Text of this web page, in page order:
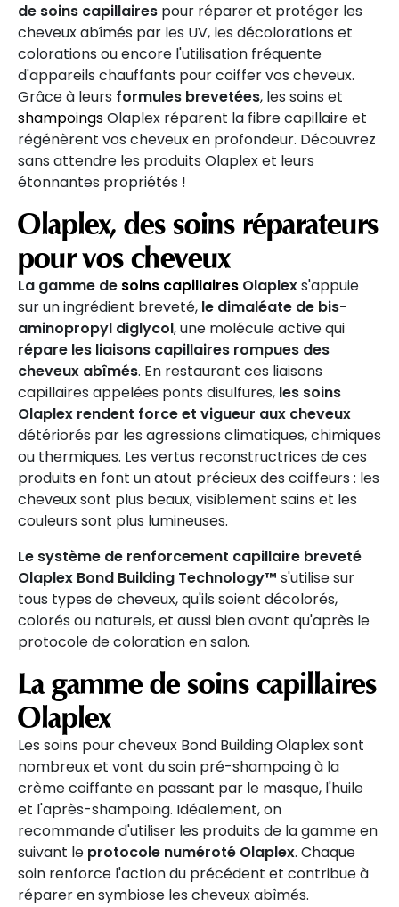
de soins capillaires pour réparer et protéger les
cheveux abîmés par les UV, les décolorations et
colorations ou encore l'utilisation fréquente
d'appareils chauffants pour coiffer vos cheveux.
Grâce à leurs formules brevetées, les soins et
shampoingsOlaplex réparent la fibre capillaire et
régénèrent vos cheveux en profondeur. Découvrez
sans attendre les produits Olaplex et leurs
étonnantes propriétés !
Olaplex, des soins réparateurs
pour vos cheveux
La gamme de soins capillaires Olaplexs'appuie
sur un ingrédient breveté, le dimaléate de bis-
aminopropyl diglycol, une molécule active qui
répare les liaisons capillaires rompues des
cheveux abîmés. En restaurant ces liaisons
capillaires appelées ponts disulfures, les soins
Olaplex rendent force et vigueur aux cheveux
détériorés par les agressions climatiques, chimiques
ou thermiques. Les vertus reconstructrices de ces
produits en font un atout précieux des coiffeurs : les
cheveux sont plus beaux, visiblement sains et les
couleurs sont plus lumineuses.
Le système de renforcement capillaire breveté
Olaplex Bond Building Technology™ s'utilise sur
tous types de cheveux, qu'ils soient décolorés,
colorés ou naturels, et aussi bien avant qu'après le
protocole de coloration en salon.
La gamme de soins capillaires
Olaplex
Les soins pour cheveux Bond Building Olaplex sont
nombreux et vont du soin pré-shampoing à la
crème coiffante en passant par le masque, l'huile
et l'après-shampoing. Idéalement, on
recommande d'utiliser les produits de la gamme en
suivant le protocole numéroté Olaplex. Chaque
soin renforce l'action du précédent et contribue à
réparer en symbiose les cheveux abîmés.